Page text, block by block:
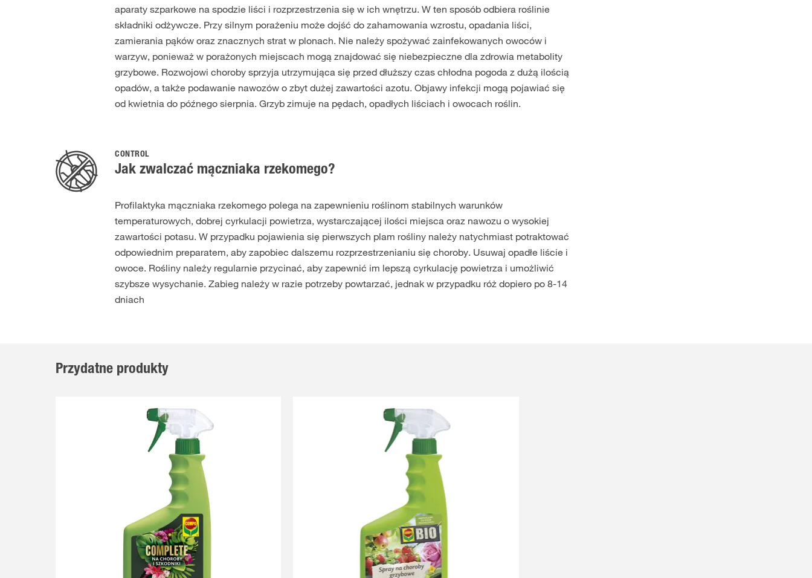
aparaty szparkowe na spodzie liści i rozprzestrzenia się w ich wnętrzu. W ten sposób odbiera roślinie
składniki odżywcze. Przy silnym porażeniu może dojść do zahamowania wzrostu, opadania liści,
zamierania pąków oraz znacznych strat w plonach. Nie należy spożywać zainfekowanych owoców i
warzyw, ponieważ w porażonych miejscach mogą znajdować się niebezpieczne dla zdrowia metabolity
grzybowe. Rozwojowi choroby sprzyja utrzymująca się przed dłuższy czas chłodna pogoda z dużą ilością
opadów, a także podawanie nawozów o zbyt dużej zawartości azotu. Objawy infekcji mogą pojawiać się
od kwietnia do późnego sierpnia. Grzyb zimuje na pędach, opadłych liściach i owocach roślin.
CONTROL
Jak zwalczać mączniaka rzekomego?
Profilaktyka mączniaka rzekomego polega na zapewnieniu roślinom stabilnych warunków
temperaturowych, dobrej cyrkulacji powietrza, wystarczającej ilości miejsca oraz nawozu o wysokiej
zawartości potasu. W przypadku pojawienia się pierwszych plam rośliny należy natychmiast potraktować
odpowiednim preparatem, aby zapobiec dalszemu rozprzestrzenianiu się choroby. Usuwaj opadłe liście i
owoce. Rośliny należy regularnie przycinać, aby zapewnić im lepszą cyrkulację powietrza i umożliwić
szybsze wysychanie. Zabieg należy w razie potrzeby powtarzać, jednak w przypadku róż dopiero po 8-14
dniach
Przydatne produkty